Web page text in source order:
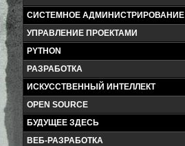
СИСТЕМНОЕ АДМИНИСТРИРОВАНИЕ
УПРАВЛЕНИЕ ПРОЕКТАМИ
PYTHON
РАЗРАБОТКА
ИСКУССТВЕННЫЙ ИНТЕЛЛЕКТ
OPEN SOURCE
БУДУЩЕЕ ЗДЕСЬ
ВЕБ-РАЗРАБОТКА